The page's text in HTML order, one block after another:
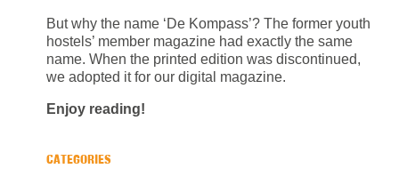
But why the name ‘De Kompass’? The former youth
hostels’ member magazine had exactly the same
name. When the printed edition was discontinued,
we adopted it for our digital magazine.
Enjoy reading!
CATEGORIES